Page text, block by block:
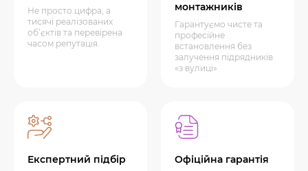
Не просто цифра, а
тисячі реалізованих
об’єктів та перевірена
часом репутація.
монтажників
Гарантуємо чисте та
професійне
встановлення без
залучення підрядників
«з вулиці»
Експертний підбір Офіційна гарантія